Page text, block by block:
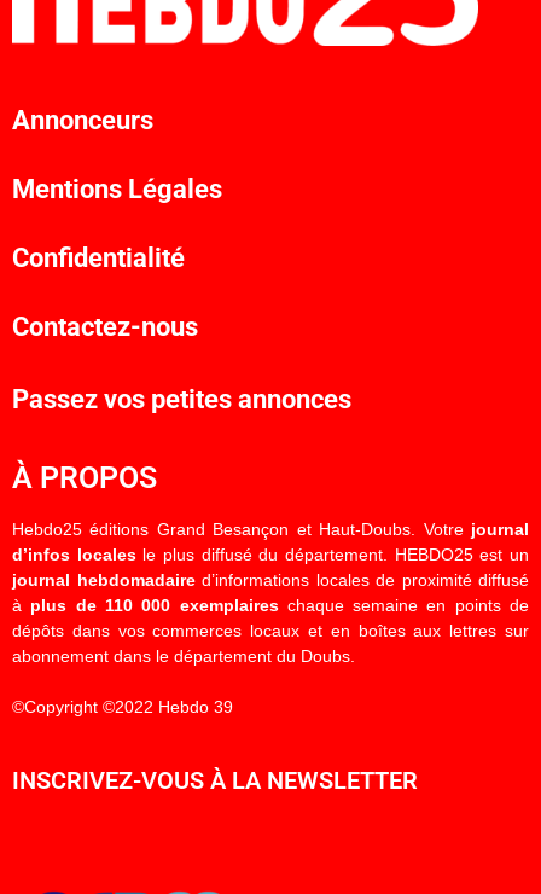
Annonceurs
Mentions Légales
Confidentialité
Contactez-nous
Passez vos petites annonces
À PROPOS
Hebdo25 éditions Grand Besançon et Haut-Doubs. Votre journal
d’infos localesle plus diffusé du département. HEBDO25 est un
journal hebdomadaired’informations locales de proximité diffusé
à plus de 110 000 exemplaireschaque semaine en points de
dépôts dans vos commerces locaux et en boîtes aux lettres sur
abonnement dans le département du Doubs.
©Copyright ©2022 Hebdo 39
INSCRIVEZ-VOUS À LA NEWSLETTER